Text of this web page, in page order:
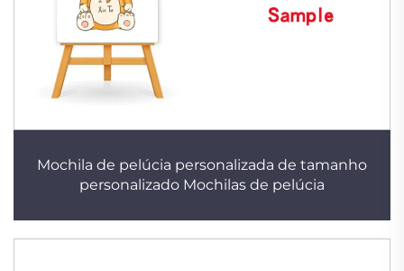
Mochila de pelúcia personalizada de tamanho
personalizado Mochilas de pelúcia